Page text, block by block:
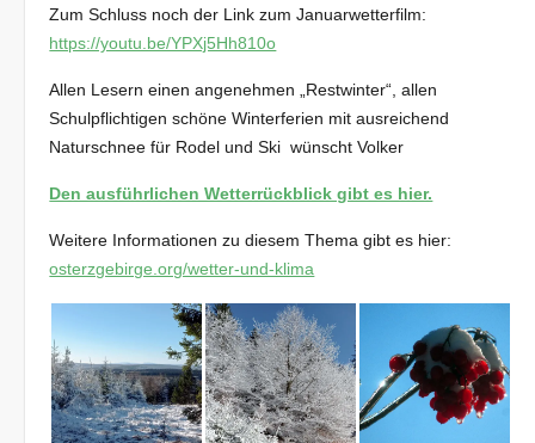
Zum Schluss noch der Link zum Januarwetterfilm:
https://youtu.be/YPXj5Hh810o
Allen Lesern einen angenehmen „Restwinter“, allen
Schulpflichtigen schöne Winterferien mit ausreichend
Naturschnee für Rodel und Ski wünscht Volker
Den ausführlichen Wetterrückblick gibt es hier.
Weitere Informationen zu diesem Thema gibt es hier:
osterzgebirge.org/wetter-und-klima